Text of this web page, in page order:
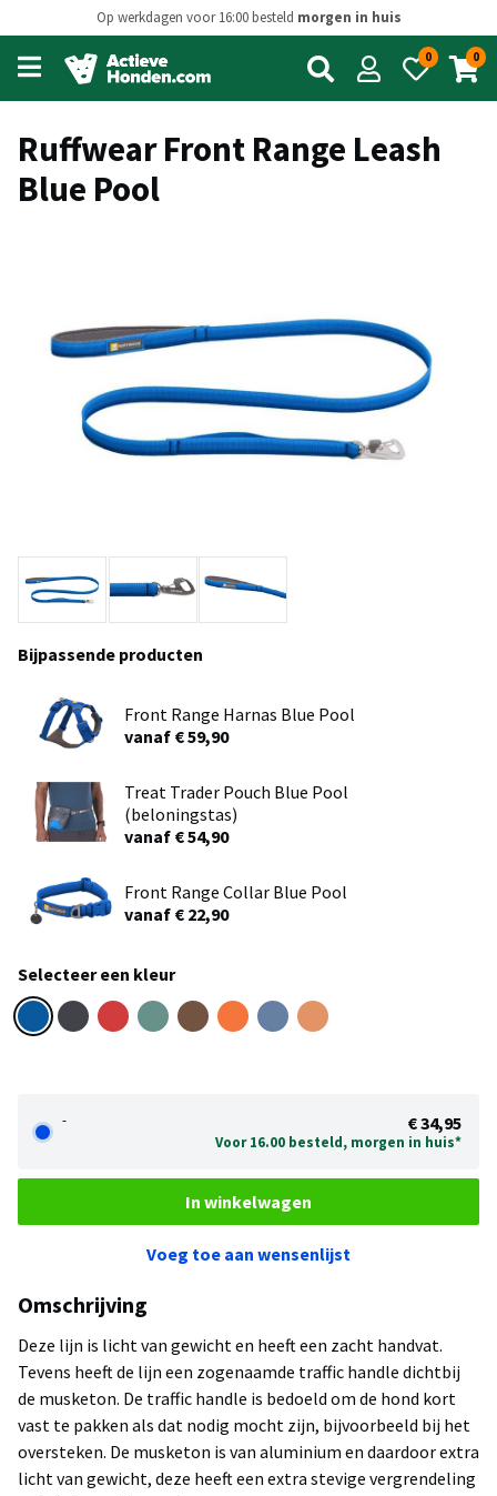
Op werkdagen voor 16:00 besteld morgen in huis
Open
main
menu
0 0
Ruffwear Front Range Leash
Blue Pool
Bijpassende producten
Front Range Harnas Blue Pool
vanaf € 59,90
Treat Trader Pouch Blue Pool
(beloningstas)
vanaf € 54,90
Front Range Collar Blue Pool
vanaf € 22,90
Selecteer een kleur
- € 34,95
Voor 16.00 besteld, morgen in huis*
In winkelwagen
Voeg toe aan wensenlijst
Omschrijving
Deze lijn is licht van gewicht en heeft een zacht handvat.
Tevens heeft de lijn een zogenaamde traffic handle dichtbij
de musketon. De traffic handle is bedoeld om de hond kort
vast te pakken als dat nodig mocht zijn, bijvoorbeeld bij het
oversteken. De musketon is van aluminium en daardoor extra
licht van gewicht, deze heeft een extra stevige vergrendeling